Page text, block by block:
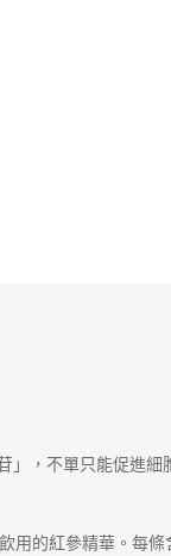
gun,
，不單只能促進
用的紅參精華。每